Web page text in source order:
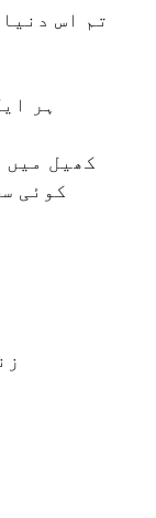
تم اس
ہر
کھیل میں
کوئی